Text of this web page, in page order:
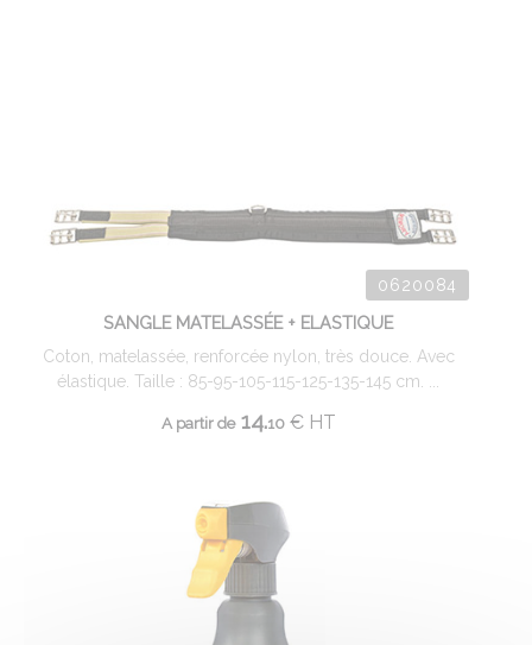
0620084
SANGLE MATELASSÉE + ELASTIQUE
Coton, matelassée, renforcée nylon, très douce. Avec
élastique. Taille : 85-95-105-115-125-135-145 cm. ...
A partir de14.10 €HT